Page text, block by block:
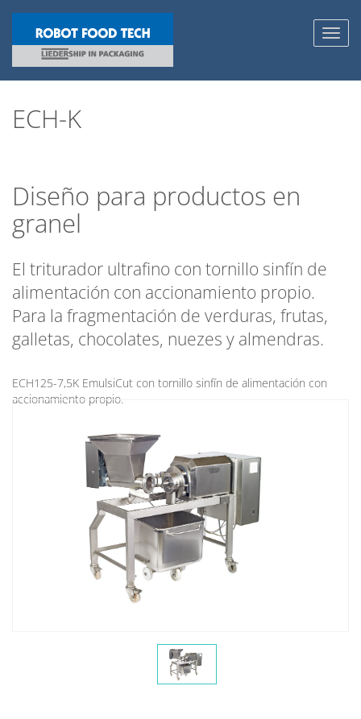
ECH-K
Diseño para productos en
granel
El triturador ultrafino con tornillo sinfín de
alimentación con accionamiento propio.
Para la fragmentación de verduras, frutas,
galletas, chocolates, nuezes y almendras.
ECH125-7,5K EmulsiCut con tornillo sinfín de alimentación con
accionamiento propio.